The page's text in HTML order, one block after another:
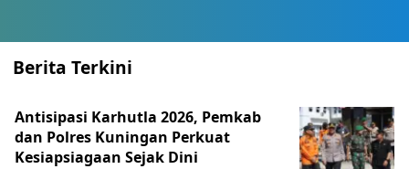
Berita Terkini
Antisipasi Karhutla 2026, Pemkab
dan Polres Kuningan Perkuat
Kesiapsiagaan Sejak Dini